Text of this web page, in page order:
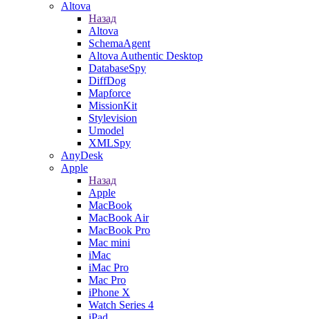
Altova
Назад
Altova
SchemaAgent
Altova Authentic Desktop
DatabaseSpy
DiffDog
Mapforce
MissionKit
Stylevision
Umodel
XMLSpy
AnyDesk
Apple
Назад
Apple
MacBook
MacBook Air
MacBook Pro
Mac mini
iMac
iMac Pro
Mac Pro
iPhone X
Watch Series 4